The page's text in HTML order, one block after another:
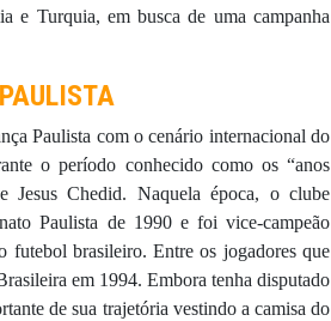
e Turquia, em busca de uma campanha
Paulista com o cenário internacional do
o período conhecido como os “anos
Jesus Chedid. Naquela época, o clube
Paulista de 1990 e foi vice-campeão
futebol brasileiro. Entre os jogadores que
em 1994. Embora tenha disputado
de sua trajetória vestindo a camisa do